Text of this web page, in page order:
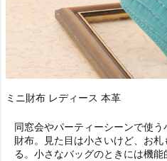
ミニ財布 レディース 本革
同窓会やパーティーシーンで使
財布。見た目は小さいけど、お
る。小さなバッグのときには機